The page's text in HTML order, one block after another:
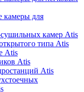
камеры для
камер Atis
типа Atis
Atis
Atis
Atis